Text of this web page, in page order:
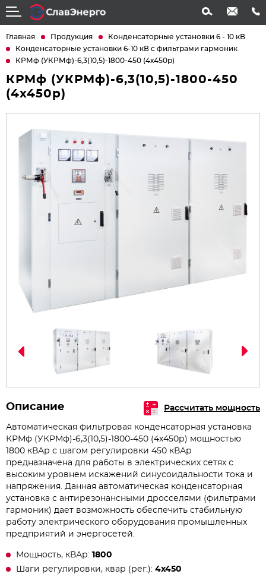
info@slavenergo.com
Главная Продукция
Конденсаторные установки 6 - 10 кВ
Конденсаторные установки 6-10 кВ с фильтрами гармоник
КРМф (УКРМф)-6,3(10,5)-1800-450 (4х450р)
КРМф (УКРМф)-6,3(10,5)-1800-450
(4х450р)
Описание Рассчитать мощность
Автоматическая фильтровая конденсаторная установка
КРМф (УКРМф)-6,3(10,5)-1800-450 (4х450р) мощностью
1800 кВАр с шагом регулировки 450 кВАр
предназначена для работы в электрических сетях с
высоким уровнем искажений синусоидальности тока и
напряжения. Данная автоматическая конденсаторная
установка с антирезонансными дросселями (фильтрами
гармоник) дает возможность обеспечить стабильную
работу электрического оборудования промышленных
предприятий и энергосетей.
Мощность, кВАр: 1800
Шаги регулировки, квар (рег.): 4х450